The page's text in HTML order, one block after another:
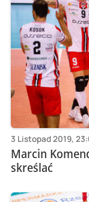
3 Listopad 2019,
Marcin
skreślać